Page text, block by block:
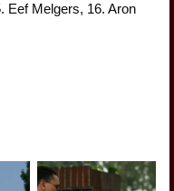
Eef Melgers, 16. Aron